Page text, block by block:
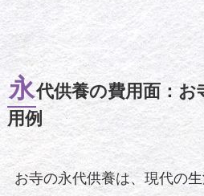
永代供養の費用面：お
用例
お寺の永代供養は、現代の